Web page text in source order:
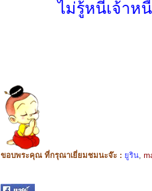
ไม่รู้หนีเจ้าห
ขอบพระคุณ ที่กรุณาเยี่ยมชมนะจ๊ะ : ยูริน